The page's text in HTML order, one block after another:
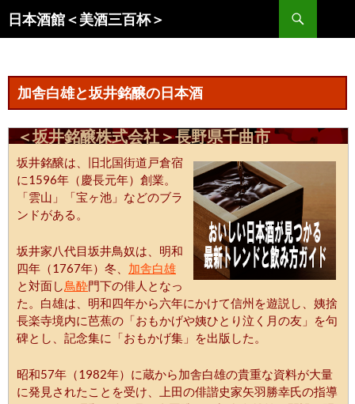
ン
キ
日本酒館＜美酒三百杯＞
索
加舎白雄と坂井銘醸の日本酒
＜坂井銘醸株式会社＞長野県千曲市
坂井銘醸は、旧北国街道戸倉宿
に1596年（慶長元年）創業。
「雲山」「宝ヶ池」などのブラ
ンドがある。
坂井家八代目坂井鳥奴は、明和
四年（1767年）冬、 加舎白雄
と対面し鳥酔門下の俳人となっ
た。白雄は、明和四年から六年にかけて信州を遊説し、姨捨
長楽寺境内に芭蕉の「おもかげや姨ひとり泣く月の友」を句
碑とし、記念集に「おもかげ集」を出版した。
昭和57年（1982年）に蔵から加舎白雄の貴重な資料が大量
に発見されたことを受け、上田の俳諧史家矢羽勝幸氏の指導